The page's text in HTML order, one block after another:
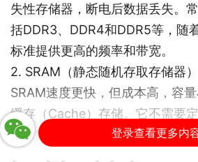
失性存储器，断电后数据丢失。
括DDR3、DDR4和DDR5等，随
标准提供更高的频率和带宽。
2. SRAM（静态随机存取存储器）
SRAM速度更快，但成本高，容
缓存（Cache）存储。它不需要
短，提升CPU的数据访问效率。
登录查看更多内